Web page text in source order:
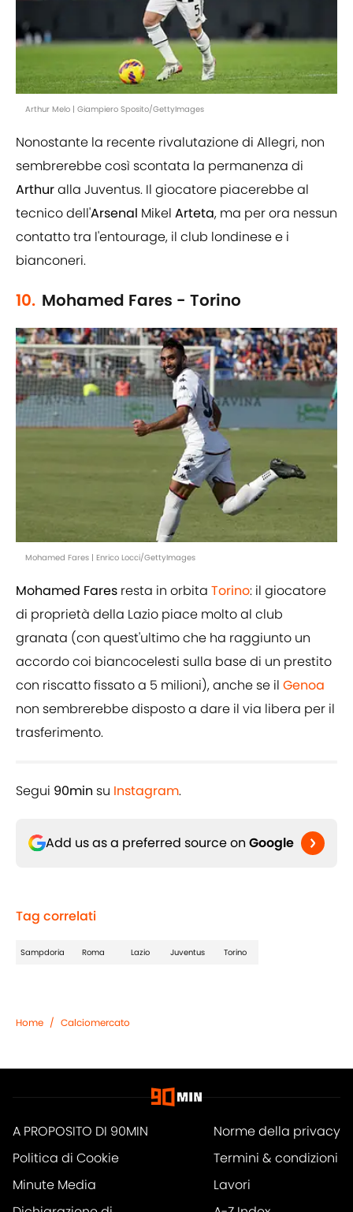
Arthur Melo | Giampiero Sposito/GettyImages
Nonostante la recente rivalutazione di Allegri, non
sembrerebbe così scontata la permanenza di
Arthur
alla Juventus. Il giocatore piacerebbe al
tecnico dell'Arsenal Mikel Arteta
contatto tra l'entourage, il club londinese e i
bianconeri.
10. Mohamed Fares - Torino
Mohamed Fares | Enrico Locci/GettyImages
Mohamed Fares resta in orbita Torino
: il giocatore
di proprietà della Lazio piace molto al club
granata (con quest'ultimo che ha raggiunto un
accordo coi biancocelesti sulla base di un prestito
con riscatto fissato a 5 milioni), anche se il Genoa
non sembrerebbe disposto a dare il via libera per il
trasferimento.
Segui 90min Instagram
Add us as a preferred source on Google
Tag correlati
/
A PROPOSITO DI 90MIN
Norme della privacy
Politica di Cookie
Termini & condizioni
Minute Media
Lavori
Dichiarazione di
A-Z Index